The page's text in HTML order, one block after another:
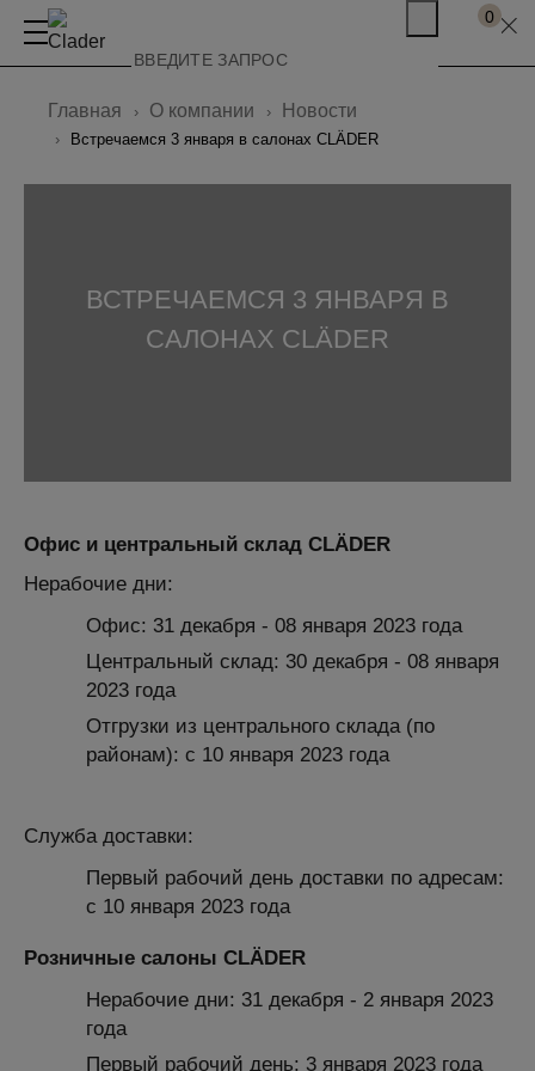
0
Главная О компании Новости
Встречаемся 3 января в салонах CLÄDER
ВСТРЕЧАЕМСЯ 3 ЯНВАРЯ В
САЛОНАХ CLÄDER
Офис и центральный склад CLÄDER
Нерабочие дни:
Офис: 31 декабря - 08 января 2023 года
Центральный склад: 30 декабря - 08 января
2023 года
Отгрузки из центрального склада (по
районам): с 10 января 2023 года
Служба доставки:
Первый рабочий день доставки по адресам:
с 10 января 2023 года
Розничные салоны CLÄDER
Нерабочие дни: 31 декабря - 2 января 2023
года
Первый рабочий день: 3 января 2023 года